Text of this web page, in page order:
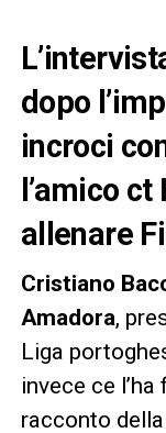
dopo
incroci
l’amico
allenare
Cristiano
Amadora,
Liga
invece ce
racconto